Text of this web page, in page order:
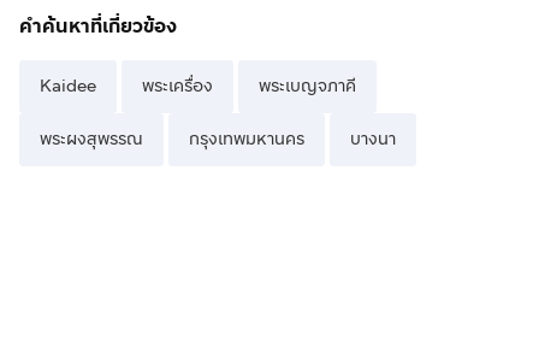
คำค้นหาที่เกี่ยวข้อง
Kaidee พระเครื่อง พระเบญจภาคี
พระผงสุพรรณ กรุงเทพมหานคร บางนา